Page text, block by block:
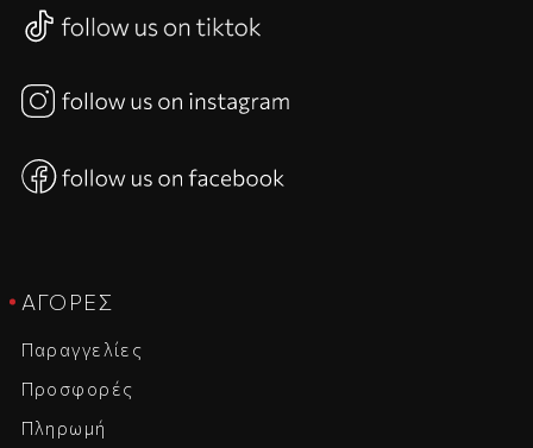
ΑΓΟΡΈΣ
Παραγγελίες
Προσφορές
Πληρωμή